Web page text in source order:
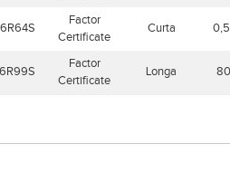
6R64S
Factor
Certificate
Curta
6R99S
Factor
Certificate
Longa